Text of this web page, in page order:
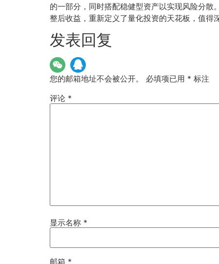
的一部分，同时搭配稳健型资产以实现风险分散
整后收益，重新定义了量化投资的天花板，值得
发表回复
您的邮箱地址不会被公开。 必填项已用 * 标注
评论 *
显示名称 *
邮箱 *